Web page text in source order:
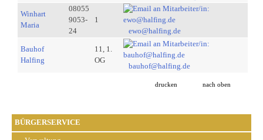
BÜRGERSERVICE
Winhart
Maria
08055
9053-
24
1
ewo@halfing.de
Bauhof
Halfing
11, 1.
OG
bauhof@halfing.de
drucken nach oben